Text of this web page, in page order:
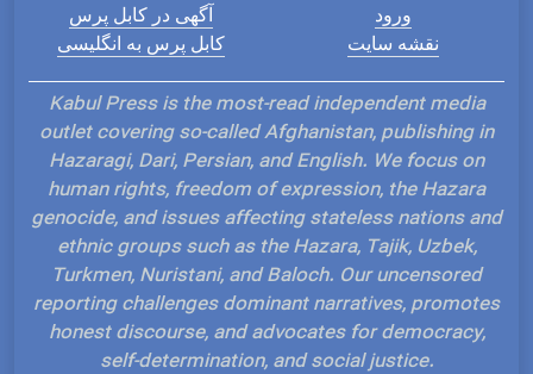
آگهی در کابل پرس
کابل پرس به انگلیسی
ورود
نقشه سایت
Kabul Press is the most-read independent media
outlet covering so-called Afghanistan, publishing in
Hazaragi, Dari, Persian, and English. We focus on
human rights, freedom of expression, the Hazara
genocide, and issues affecting stateless nations and
ethnic groups such as the Hazara, Tajik, Uzbek,
Turkmen, Nuristani, and Baloch. Our uncensored
reporting challenges dominant narratives, promotes
honest discourse, and advocates for democracy,
self-determination, and social justice.